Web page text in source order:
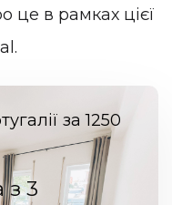
це в рамках цієї
за 1250
з 3